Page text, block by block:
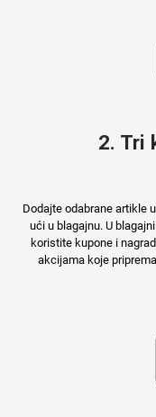
2. Tri
Dodajte odabrane artikle
ući u blagajnu. U
koristite kupone i
akcijama koje
Mix